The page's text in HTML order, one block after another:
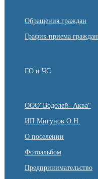
Обращения граждан
График приема граждан
ГО и ЧС
ООО"Водолей- Аква"
ИП Мигунов О.Н.
О поселении
Фотоальбом
Предпринимательство